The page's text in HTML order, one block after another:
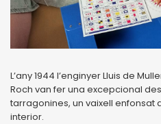
L’any 1944 l’enginyer Lluis de
Roch van fer una excepcional
tarragonines, un vaixell enfonsat
interior.